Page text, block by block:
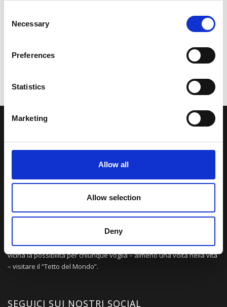
Selection
Necessary
Preferences
Statistics
Marketing
Allow all
Allow selection
Deny
Una comunità di appassionati della cultura tibetana che hanno
Una regione affascinante, densa di spiritualità che con i suoi
paesaggi e la sua gente è capace di riempire il cuore.
Attraverso i nostri contributi cercheremo agevolare la conoscenza
della cultura, della storia e della religione del paese e rendere più
vicina la possibilità per chiunque voglia – almeno una volta nella vita
– visitare il “Tetto del Mondo”.
SEGUICI SUI NOSTRI SOCIAL